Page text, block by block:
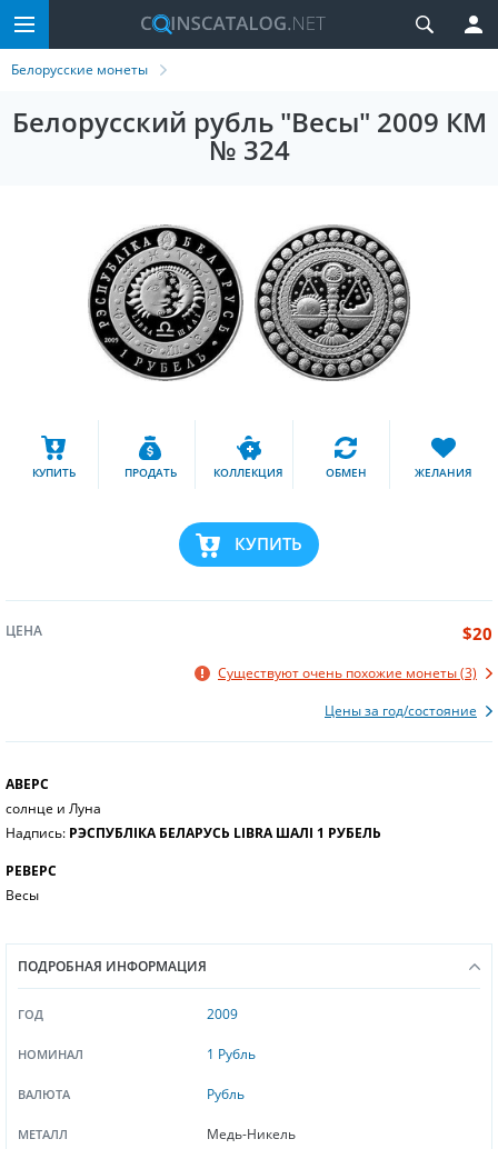
Белорусские монеты
Белорусский рубль "Весы" 2009 КМ
№ 324
КУПИТЬ ПРОДАТЬ КОЛЛЕКЦИЯ ОБМЕН ЖЕЛАНИЯ
КУПИТЬ
ЦЕНА $20
Существуют очень похожие монеты (3)
Цены за год/состояние
АВЕРС
солнце и Луна
Надпись: РЭСПУБЛІКА БЕЛАРУСЬ LIBRA ШАЛІ 1 РУБЕЛЬ
РЕВЕРС
Весы
ПОДРОБНАЯ ИНФОРМАЦИЯ
ГОД 2009
НОМИНАЛ 1 Рубль
ВАЛЮТА Рубль
МЕТАЛЛ Медь-Никель